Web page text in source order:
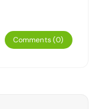
Comments (0)